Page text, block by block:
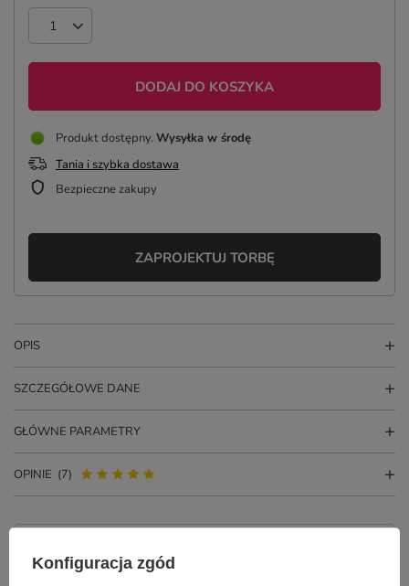
DODAJ DO KOSZYKA
Produkt dostępny Wysyłka w środę
Tania i szybka dostawa
Bezpieczne zakupy
ZAPROJEKTUJ TORBĘ
OPIS
SZCZEGÓŁOWE DANE
GŁÓWNE PARAMETRY
OPINIE (7)
Zadaj pytanie a my odpowiemy
Konfiguracja zgód